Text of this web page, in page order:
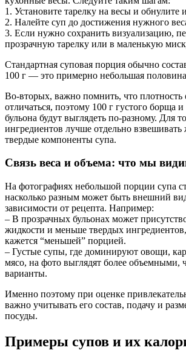
1. Установите тарелку на весы и обнулите
2. Налейте суп до достижения нужного
3. Если нужно сохранить визуализацию,
прозрачную тарелку или в маленькую
Стандартная суповая порция обычно
100 г — это примерно небольшая
Во-вторых, важно помнить, что плотность
отличаться, поэтому 100 г густого борща
бульона будут выглядеть по-разному. Для
ингредиентов лучше отдельно взвешивать
твердые компоненты супа.
Связь веса и объема: что мы
На фотографиях небольшой порции супа
насколько разным может быть внешний
зависимости от рецепта. Например:
– В прозрачных бульонах может
жидкости и меньше твердых
кажется “меньшей” порцией.
– Густые супы, где доминируют овощи,
мясо, на фото выглядят более объемными,
варианты.
Именно поэтому при оценке
важно учитывать его состав, подачу и
посуды.
Примеры супов и их